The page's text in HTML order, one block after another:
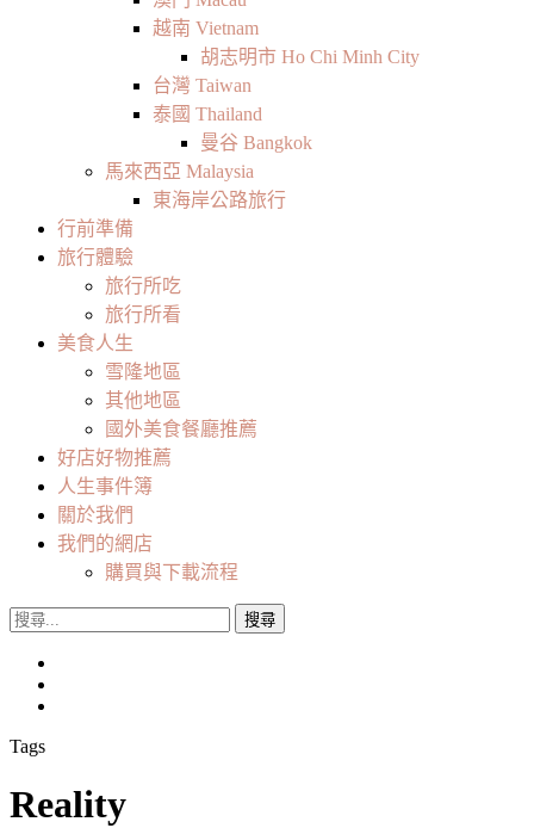
越南 Vietnam
胡志明市 Ho Chi Minh City
台灣 Taiwan
泰國 Thailand
曼谷 Bangkok
馬來西亞 Malaysia
東海岸公路旅行
行前準備
旅行體驗
旅行所吃
旅行所看
美食人生
雪隆地區
其他地區
國外美食餐廳推薦
好店好物推薦
人生事件簿
關於我們
我們的網店
購買與下載流程
搜
Tags
Reality